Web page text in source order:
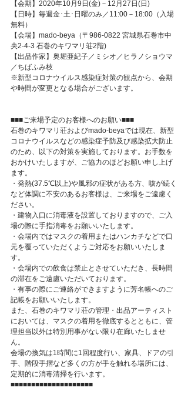
【会期】2020年10月9日(金)－12月27日(日)
【日時】毎週金･土･日曜のみ／11:00－18:00（入場
無料）
【会場】mado-beya（〒986-0822 宮城県石巻市中
央2-4-3 石巻のキワマリ荘2階)
【出品作家】奥堀亜紀子／ミシオ／ヒラノショウマ
／ちばふみ枝
※新型コロナウイルス感染症対策の観点から、会期
や時間が変更となる場合がございます。
■■■ご来場予定のお客様へのお願い■■■
石巻のキワマリ荘およびmado-beyaでは現在、新型
コロナウイルスなどの感染症予防及び感染拡大防止
のため、以下の対策を実施しております。お手数を
おかけいたしますが、ご協力のほどお願い申し上げ
ます。
・発熱(37.5℃以上)や風邪の症状がある方、咳が続く
など体調に不安のあるお客様は、ご来場をご遠慮く
ださい。
・建物入口に消毒液を設置しておりますので、ご入
場の際に手指消毒をお願いいたします。
・会場内ではマスクの着用またはハンカチなどで口
元を覆っていただくようご対応をお願いいたしま
す。
・会場内での飲食は禁止とさせていただき、長時間
の滞在をご遠慮いただいております。
・有事の際にご連絡ができますように芳名帳へのご
記帳をお願いいたします。
また、石巻のキワマリ荘の管理・出品アーティスト
においては、マスクの着用を徹底するとともに、管
理担当以外は特別用事がない限り在廊いたしませ
ん。
会場の換気は1時間に1回程度行い、家具、ドアの引
手、階段手摺など多くの方が手を触れる場所には、
定期的に消毒清掃を行います。
■■■■■■■■■■■■■■■■■■■■